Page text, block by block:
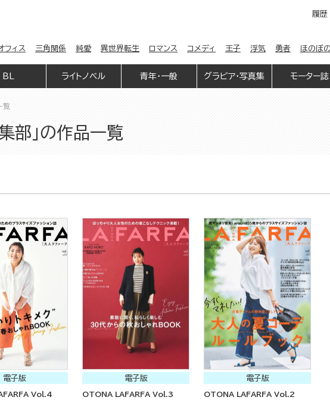
履歴
フィス 三角関係 純愛 異世界転生 ロマンス コメディ 王子 浮気 勇者 ほのぼ
BL ライトノベル 青年・一般 グラビア・写真集 モーター誌
覧
部」の作品一覧
電子版
Vol.4
電子版
OTONA LAFARFA Vol.3
電子版
OTONA LAFARFA Vol.2